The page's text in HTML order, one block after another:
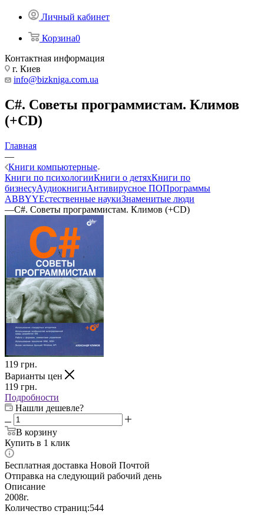
Личный кабинет
Корзина0
Контактная информация
г. Киев
info@bizkniga.com.ua
C#. Советы программистам. Климов
(+CD)
Главная
—
Книги компьютерные
Книги по психологииКниги о детяхКниги по
бизнесуАудиокнигиАнтивирусное ПОПрограммы
ABBYYЕстественные наукиЗнаменитые люди
—C#. Советы программистам. Климов (+CD)
119 грн.
Варианты цен
119 грн.
Подробности
Нашли дешевле?
В корзину
Купить в 1 клик
Бесплатная доставка Новой Почтой
Отправка на следующий рабочий день
Описание
2008г.
Количество страниц:544